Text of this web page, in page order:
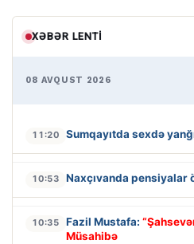
XƏBƏR LENTI
08 AVQUST 2026
11:20 Sumqayıtda sexdə
10:53 Naxçıvanda pensiyalar
10:35 Fazil Mustafa:
Müsahibə